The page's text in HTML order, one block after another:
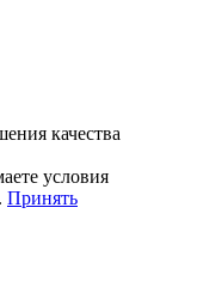
качества
условия
. Принять